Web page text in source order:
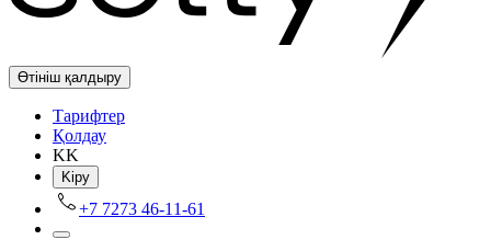
Өтініш қалдыру
Tарифтер
Қолдау
KK
Kіру
+7 7273 46-11-61